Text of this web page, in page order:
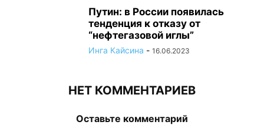
Путин: в России появилась
тенденция к отказу от
“нефтегазовой иглы”
Инга Кайсина - 16.06.2023
НЕТ КОММЕНТАРИЕВ
Оставьте комментарий